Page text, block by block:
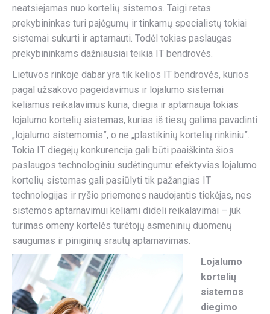
neatsiejamas nuo kortelių sistemos. Taigi retas
prekybininkas turi pajėgumų ir tinkamų specialistų tokiai
sistemai sukurti ir aptarnauti. Todėl tokias paslaugas
prekybininkams dažniausiai teikia IT bendrovės.
Lietuvos rinkoje dabar yra tik kelios IT bendrovės, kurios
pagal užsakovo pageidavimus ir lojalumo sistemai
keliamus reikalavimus kuria, diegia ir aptarnauja tokias
lojalumo kortelių sistemas, kurias iš tiesų galima pavadinti
„lojalumo sistemomis”, o ne „plastikinių kortelių rinkiniu”.
Tokia IT diegėjų konkurencija gali būti paaiškinta šios
paslaugos technologiniu sudėtingumu: efektyvias lojalumo
kortelių sistemas gali pasiūlyti tik pažangias IT
technologijas ir ryšio priemones naudojantis tiekėjas, nes
sistemos aptarnavimui keliami dideli reikalavimai – juk
turimas omeny kortelės turėtojų asmeninių duomenų
saugumas ir piniginių srautų aptarnavimas.
Lojalumo
kortelių
sistemos
diegimo